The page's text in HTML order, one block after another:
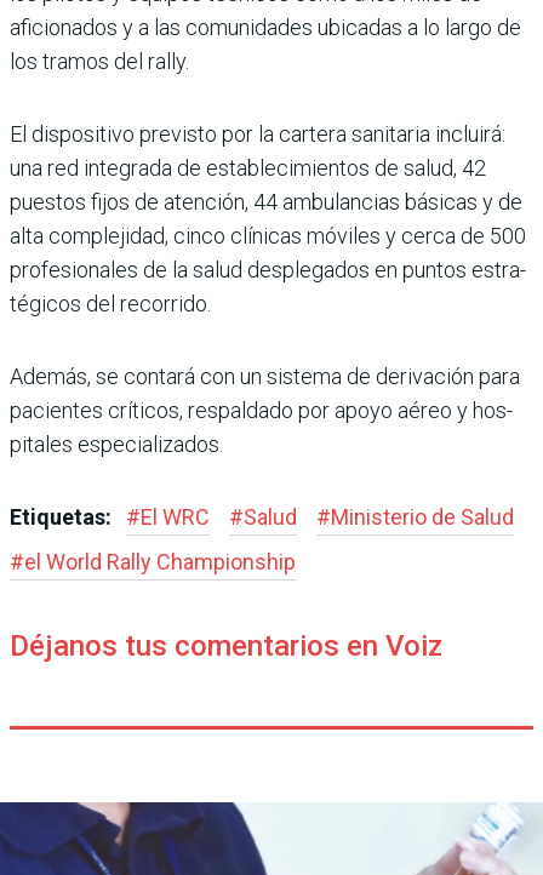
aficionados y a las comunidades ubicadas a lo largo de
los tramos del rally.
El dispositivo previsto por la cartera sanitaria incluirá:
una red integrada de esta­blecimientos de salud, 42
puestos fijos de atención, 44 ambulancias básicas y de
alta complejidad, cinco clínicas móviles y cerca de 500
profesionales de la salud desplegados en puntos estra­
tégicos del recorrido.
Además, se contará con un sistema de derivación para
pacientes críticos, respal­dado por apoyo aéreo y hos­
pitales especializados.
Etiquetas: #El WRC #Salud #Ministerio de Salud
#el World Rally Champions­hip
Déjanos tus comentarios en Voiz